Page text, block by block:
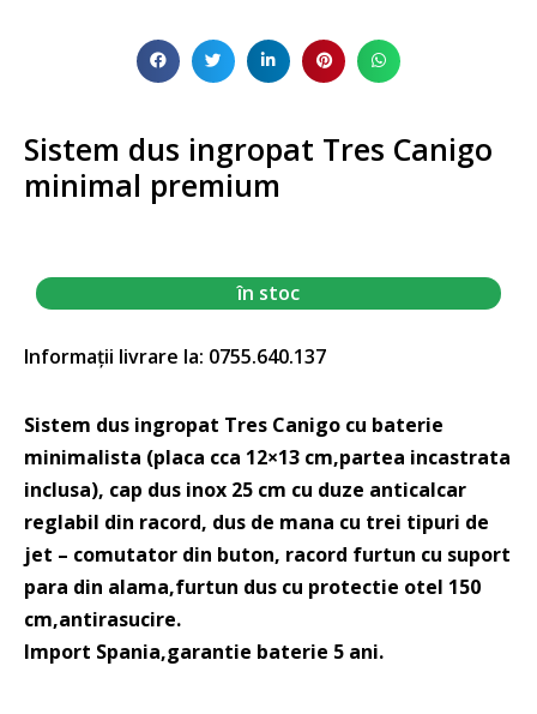
Sistem dus ingropat Tres Canigo
minimal premium
în stoc
Informații livrare la: 0755.640.137
Sistem dus ingropat Tres Canigo cu baterie
minimalista (placa cca 12×13 cm,partea incastrata
inclusa), cap dus inox 25 cm cu duze anticalcar
reglabil din racord, dus de mana cu trei tipuri de
jet – comutator din buton, racord furtun cu suport
para din alama,furtun dus cu protectie otel 150
cm,antirasucire.
Import Spania,garantie baterie 5 ani.